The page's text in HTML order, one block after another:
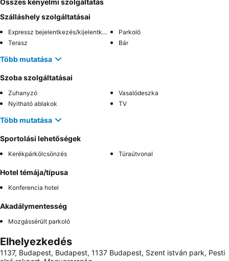
Összes kényelmi szolgáltatás
Szálláshely szolgáltatásai
Expressz bejelentkezés/kijelentkezés
Parkoló
Terasz
Bár
Több mutatása
Szoba szolgáltatásai
Zuhanyzó
Vasalódeszka
Nyitható ablakok
TV
Több mutatása
Sportolási lehetőségek
Kerékpárkölcsönzés Túraútvonal
Hotel témája/típusa
Konferencia hotel
Akadálymentesség
Mozgássérült parkoló
Elhelyezkedés
1137, Budapest, Budapest, 1137 Budapest, Szent istván park, Pesti